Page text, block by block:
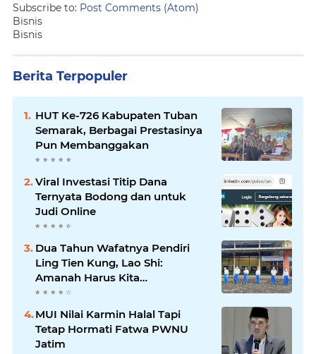
Subscribe to: Post Comments (Atom)
Bisnis
Bisnis
Berita Terpopuler
HUT Ke-726 Kabupaten Tuban
Semarak, Berbagai Prestasinya
Pun Membanggakan
Viral Investasi Titip Dana
Ternyata Bodong dan untuk
Judi Online
Dua Tahun Wafatnya Pendiri
Ling Tien Kung, Lao Shi:
Amanah Harus Kita
Laksanakan!
MUI Nilai Karmin Halal Tapi
Tetap Hormati Fatwa PWNU
Jatim